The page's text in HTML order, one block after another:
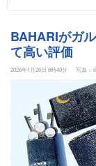
BAHARIがガ
て高い評価
2026年1月26日 8時40分 写真：